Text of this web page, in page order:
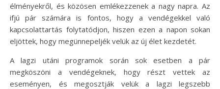
élményekről, és közösen emlékezzenek a nagy napra. Az
ifjú pár számára is fontos, hogy a vendégekkel való
kapcsolattartás folytatódjon, hiszen ezen a napon sokan
eljöttek, hogy megünnepeljék velük az új élet kezdetét.
A lagzi utáni programok során sok esetben a pár
megköszöni a vendégeknek, hogy részt vettek az
eseményen, és megosztják velük a lagzi legszebb